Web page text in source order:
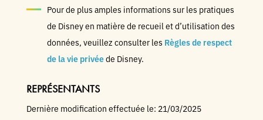
Pour de plus amples informations sur les pratiques
de Disney en matière de recueil et d’utilisation des
données, veuillez consulter les Règles de respect
de la vie privéede Disney.
REPRÉSENTANTS
Dernière modification effectuée le: 21/03/2025